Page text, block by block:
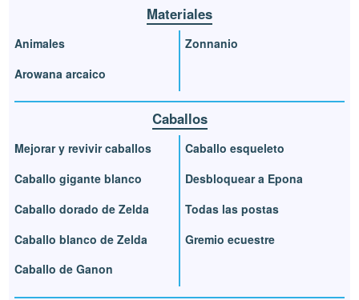
Materiales
Animales
Arowana arcaico
Zonnanio
Caballos
Mejorar y revivir caballos
Caballo gigante blanco
Caballo dorado de Zelda
Caballo blanco de Zelda
Caballo de Ganon
Caballo esqueleto
Desbloquear a Epona
Todas las postas
Gremio ecuestre